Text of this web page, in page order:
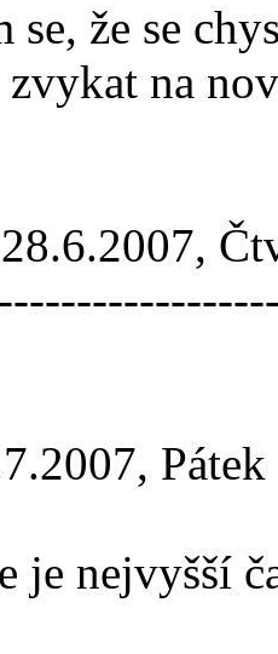
se, že se
na
je nejvyšší